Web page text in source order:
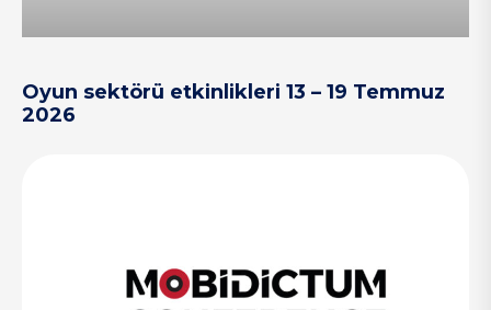
Oyun sektörü etkinlikleri 13 – 19 Temmuz
2026